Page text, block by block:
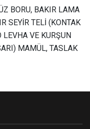
BORU, BAKIR LAMA
SEYİR TELİ (KONTAK
LEVHA VE KURŞUN
MAMÜL, TASLAK